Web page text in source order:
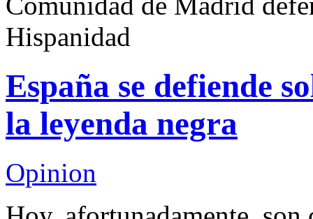
Hispanidad
España se defiende
la leyenda negra
Opinion